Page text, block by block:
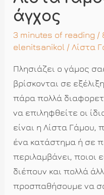
άγχος
3 minutes of reading /
elenitsanikol /Λίστα
Πλησιάζει ο γάμος
βρίσκονται σε
πάρα πολλά
να επιληφθείτε οι
είναι η Λίστα Γάμου,
ένα κατάστημα ή σε
περιλαμβάνει, ποιοι
διέπουν και πολλά
προσπαθήσουμε να